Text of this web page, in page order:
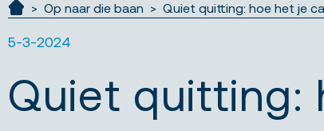
Op naar die baan Quiet quitting: hoe het je
5-3-2024
Quiet quitting: